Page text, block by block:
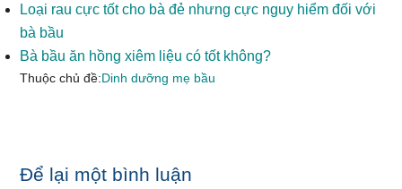
Loại rau cực tốt cho bà đẻ nhưng cực nguy hiểm đối với
bà bầu
Bà bầu ăn hồng xiêm liệu có tốt không?
Thuộc chủ đề:Dinh dưỡng mẹ bầu
Reader
Để lại một bình luận